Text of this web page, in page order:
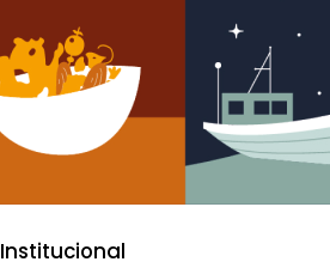
Institucional